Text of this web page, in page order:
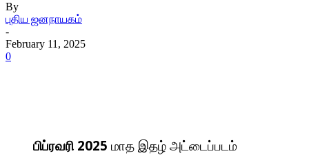
By
புதிய ஜனநாயகம்
-
February 11, 2025
0
பிப்ரவரி 2025 மாத இதழ் அட்டைப்படம்